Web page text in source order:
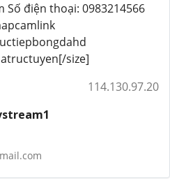
Số điện thoại: 0983214566
size]
114.130.97.20